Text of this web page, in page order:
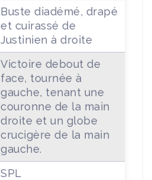
Buste diadémé, drapé
et cuirassé de
Justinien à droite
Victoire debout de
face, tournée à
gauche, tenant une
couronne de la main
droite et un globe
crucigère de la main
gauche.
SPL